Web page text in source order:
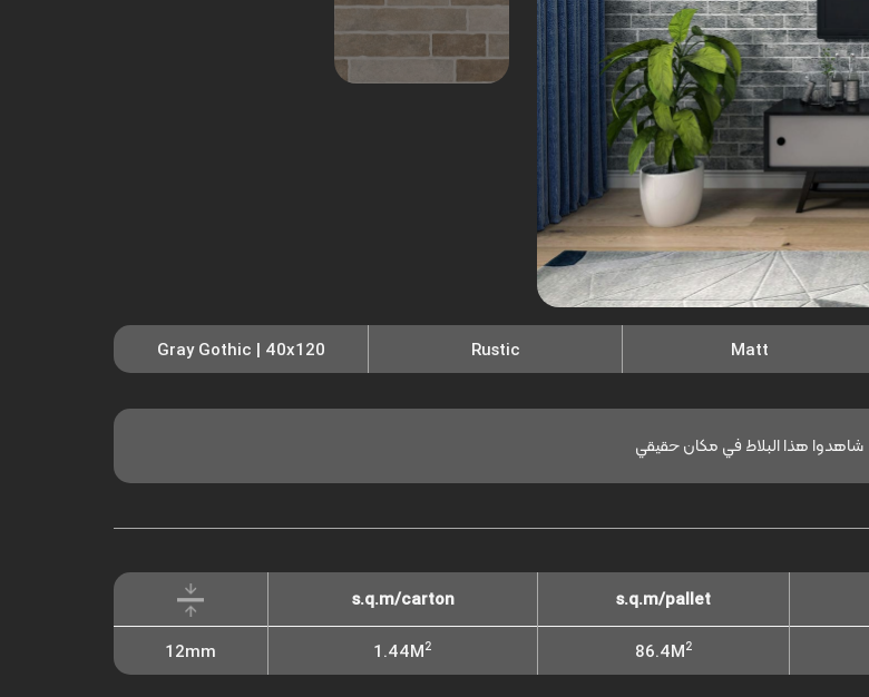
Matt
Rustic
Gray Gothic | 40x120
شاهدوا هذا البلاط في مكان حقيقي
s.q.m/pallet
s.q.m/carton
86.4M2
1.44M2
12mm